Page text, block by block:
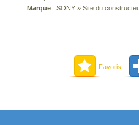
Marque : SONY » Site du
Favoris